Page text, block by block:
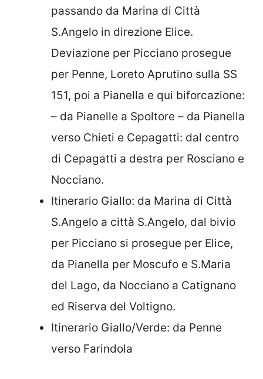
passando da Marina di Città
S.Angelo in direzione Elice.
Deviazione per Picciano prosegue
per Penne, Loreto Aprutino sulla SS
151, poi a Pianella e qui biforcazione:
– da Pianelle a Spoltore – da Pianella
verso Chieti e Cepagatti: dal centro
di Cepagatti a destra per Rosciano e
Nocciano.
Itinerario Giallo: da Marina di Città
S.Angelo a città S.Angelo, dal bivio
per Picciano si prosegue per Elice,
da Pianella per Moscufo e S.Maria
del Lago, da Nocciano a Catignano
ed Riserva del Voltigno.
Itinerario Giallo/Verde: da Penne
verso Farindola